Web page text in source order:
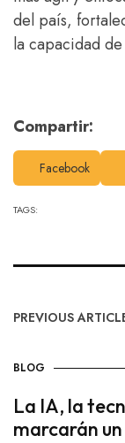
del país,
la capacidad
Compartir:
Facebook
TAGS:
PREVIOUS
BLOG
La IA, la
marcarán